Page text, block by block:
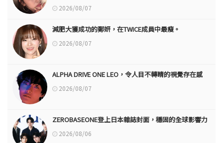
2026/08/07
減肥大獲成功的鄭妍，在TWICE成員中最瘦。
2026/08/07
ALPHA DRIVE ONE LEO，令人目不轉睛的視覺存在感
2026/08/07
ZEROBASEONE登上日本雜誌封面，穩固的全球影響力
2026/08/06